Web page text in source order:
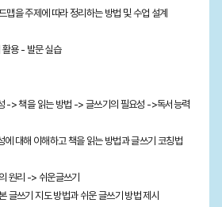
맵을 주제에 따라 정리하는 방법 및 수업 설계
용 - 발문 실습
-> 책을 읽는 방법 -> 글쓰기의 필요성 ->독서능력
대해 이해하고 책을 읽는 방법과 글쓰기 코칭법
원리 -> 쉬운글쓰기
글쓰기 지도 방법과 쉬운 글쓰기 방법 제시